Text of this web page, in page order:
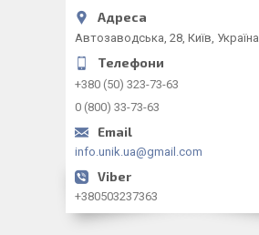
Автозаводська, 28, Київ, Україна
+380 (50) 323-73-63
0 (800) 33-73-63
info.unik.ua@gmail.com
+380503237363